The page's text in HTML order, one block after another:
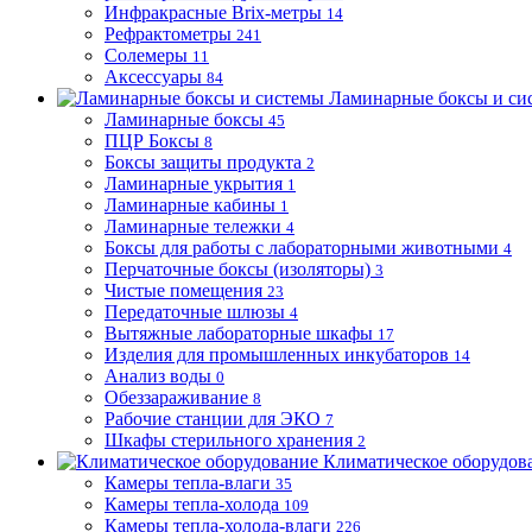
Инфракрасные Brix-метры 14
Рефрактометры 241
Солемеры 11
Аксессуары 84
Ламинарные боксы и
Ламинарные боксы 45
ПЦР Боксы 8
Боксы защиты продукта 2
Ламинарные укрытия 1
Ламинарные кабины 1
Ламинарные тележки 4
Боксы для работы с лабораторными животными 4
Перчаточные боксы (изоляторы) 3
Чистые помещения 23
Передаточные шлюзы 4
Вытяжные лабораторные шкафы 17
Изделия для промышленных инкубаторов 14
Анализ воды 0
Обеззараживание 8
Рабочие станции для ЭКО 7
Шкафы стерильного хранения 2
Климатическое
Камеры тепла-влаги 35
Камеры тепла-холода 109
Камеры тепла-холода-влаги 226